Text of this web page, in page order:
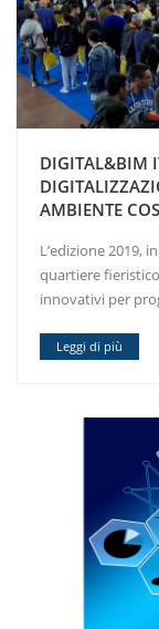
DIGITAL&BIM
AMBIENTE
L’edizione 2019,
quartiere
innovativi per
Leggi di più